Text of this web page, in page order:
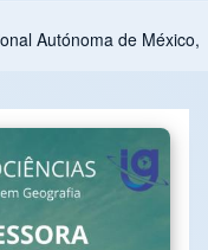
Autónoma de México,